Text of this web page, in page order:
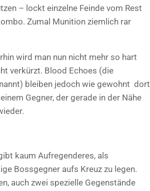
– lockt einzelne Feinde vom Rest
Zumal Munition ziemlich rar
wird man nun nicht mehr so hart
verkürzt. Blood Echoes (die
bleiben jedoch wie gewohnt dort
Gegner, der gerade in der Nähe
kaum Aufregenderes, als
Bossgegner aufs Kreuz zu legen.
auch zwei spezielle Gegenstände